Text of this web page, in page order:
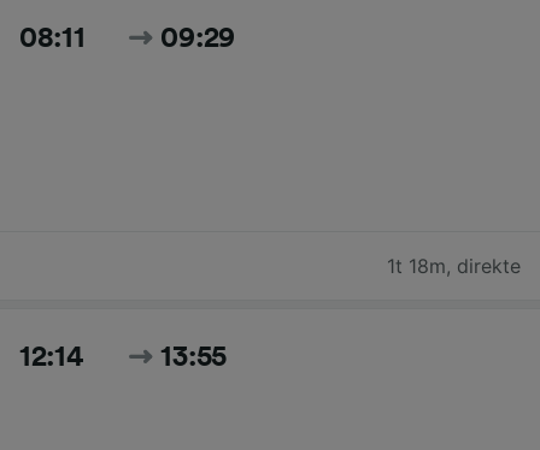
08:11 09:29
1t 18m, direkte
12:14 13:55